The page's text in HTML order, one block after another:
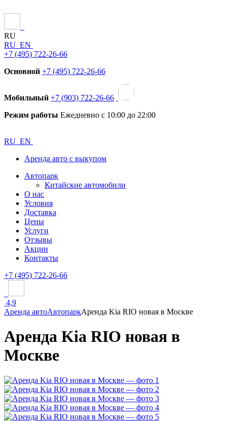
RU
RU EN
+7 (495) 722-26-66
Основной +7 (495) 722-26-66
Мобильный +7 (903) 722-26-66
Режим работы Ежедневно с 10:00 до 22:00
RU EN
Аренда авто с выкупом
Автопарк
Китайские автомобили
О нас
Условия
Доставка
Цены
Услуги
Отзывы
Акции
Контакты
+7 (495) 722-26-66
4,9
Аренда автоАвтопаркАренда Kia RIO новая в Москве
Аренда Kia RIO новая в
Москве